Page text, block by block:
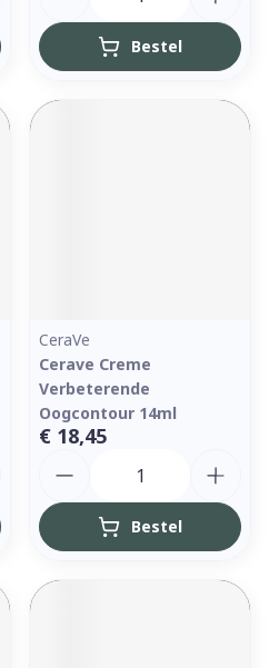
Bestel
CeraVe
Cerave Creme
Verbeterende
Oogcontour 14ml
€ 18,45
Bestel